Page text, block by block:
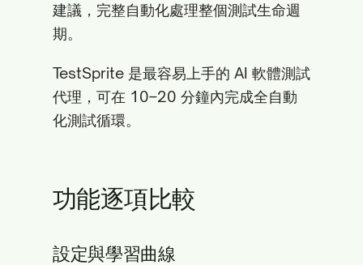
建議，完整自動化處理整個測試生命週
期。
TestSprite 是最容易上手的 AI 軟體測試
代理，可在 10–20 分鐘內完成全自動
化測試循環。
功能逐項比較
設定與學習曲線